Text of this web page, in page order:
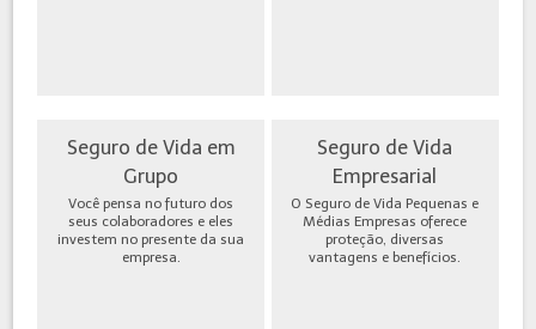
Seguro de Vida em
Grupo
Você pensa no futuro dos
seus colaboradores e eles
investem no presente da sua
empresa.
Seguro de Vida
Empresarial
O Seguro de Vida Pequenas e
Médias Empresas oferece
proteção, diversas
vantagens e benefícios.